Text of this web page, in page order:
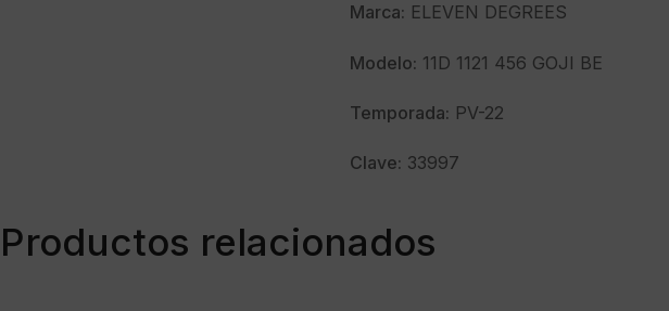
Marca: ELEVEN DEGREES
Modelo: 11D 1121 456 GOJI BE
Temporada: PV-22
Clave: 33997
Productos relacionados